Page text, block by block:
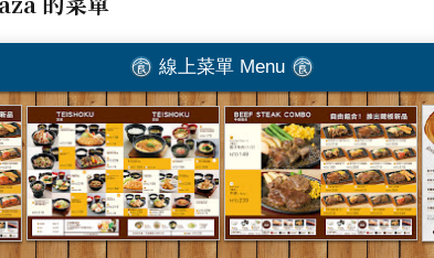
線上菜單 Menu